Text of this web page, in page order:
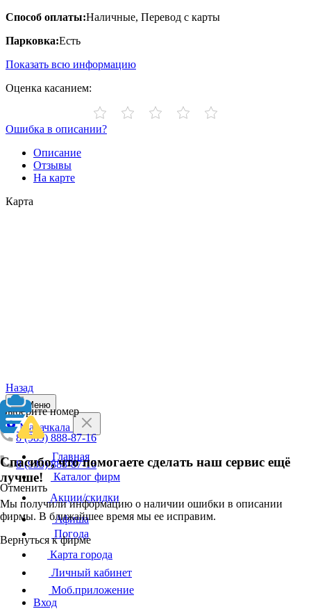
Способ оплаты:Наличные, Перевод с карты
Парковка:Есть
Показать всю информацию
Оценка касанием:
Ошибка в описании?
Описание
Отзывы
На карте
Карта
Назад
Выберите номер
8 (989) 888-87-16
8 (933) 888-87-16
Отменить
Спасибо, что помогаете сделать наш сервис ещё
лучше!
Мы получили информацию о наличии ошибки в описании
фирмы. В ближайшее время мы ее исправим.
Вернуться к фирме
Меню
Махачкала
Главная
Каталог фирм
Акции/скидки
Афиша
Погода
Карта города
Личный кабинет
Моб.приложение
Вход